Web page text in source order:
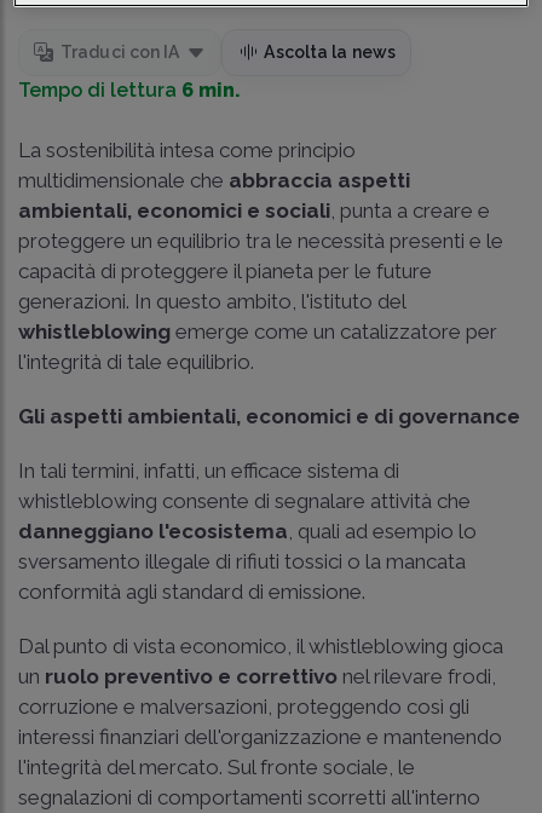
Traduci con IA Ascolta la news
Tempo di lettura 6 min.
La sostenibilità intesa come principio
multidimensionale che abbraccia aspetti
ambientali, economici e sociali , punta a creare e
proteggere un equilibrio tra le necessità presenti e le
capacità di proteggere il pianeta per le future
generazioni. In questo ambito, l'istituto del
whistleblowing emerge come un catalizzatore per
l'integrità di tale equilibrio.
Gli aspetti ambientali, economici e di governance
In tali termini, infatti, un efficace sistema di
whistleblowing consente di segnalare attività che
danneggiano l'ecosistema , quali ad esempio lo
sversamento illegale di rifiuti tossici o la mancata
conformità agli standard di emissione.
Dal punto di vista economico, il whistleblowing gioca
un ruolo preventivo e correttivo nel rilevare frodi,
corruzione e malversazioni, proteggendo così gli
interessi finanziari dell'organizzazione e mantenendo
l'integrità del mercato. Sul fronte sociale, le
segnalazioni di comportamenti scorretti all'interno